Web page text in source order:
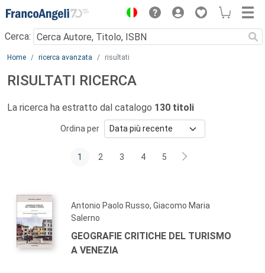
Menu
Cerca:
Main content
Home ricerca avanzata risultati
RISULTATI RICERCA
La ricerca ha estratto dal catalogo 130 titoli
Ordina per
1 2 3 4 5
Antonio Paolo Russo, Giacomo Maria
Salerno
GEOGRAFIE CRITICHE DEL TURISMO
A VENEZIA